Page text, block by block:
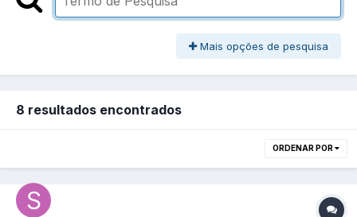
Mais opções de pesquisa
8 resultados encontrados
ORDENAR POR